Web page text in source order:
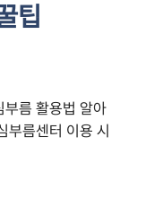
팁
름 활용법 알아
름센터 이용 시